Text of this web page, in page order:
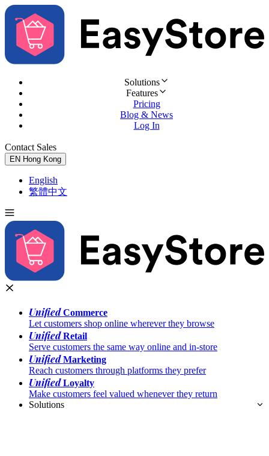
Solutions
Features
Pricing
Blog & News
Log In
Contact Sales
EN Hong Kong
English
繁體中文
UnifiedCommerce
Let customers shop online wherever they browse
UnifiedRetail
Serve customers the same way online and in-store
UnifiedMarketing
Reach customers through platforms they prefer
UnifiedLoyalty
Make customers feel valued whenever they return
Solutions